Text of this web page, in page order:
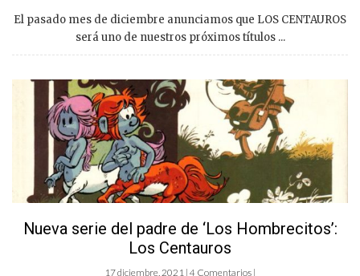
El pasado mes de diciembre anunciamos que LOS CENTAUROS
será uno de nuestros próximos títulos ...
Nueva serie del padre de ‘Los Hombrecitos’:
Los Centauros
17 diciembre, 2021 | 4 Comentarios |